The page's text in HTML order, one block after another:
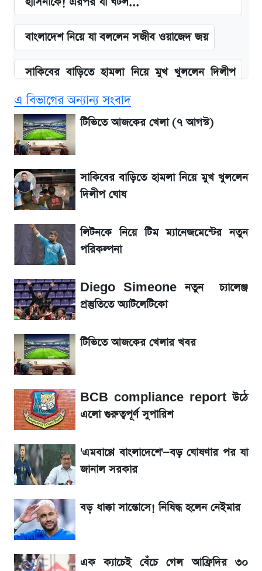
বাংলাদেশ নিয়ে যা বললেন সজীব ওয়াজেদ জয়
সাকিবের বাড়িতে হামলা নিয়ে মুখ খুললেন দিলীপ
এস আলমের দখলে থাকা ব্যাংক নিয়ে এলো নতুন
সিদ্ধান্ত
লিটনকে নিয়ে টিম ম্যানেজমেন্টের নতুন পরিকল্পনা
আগামী ৪ দিনের আবহাওয়া নিয়ে বড় সতর্কবার্তা
আগামীকালই স্পষ্ট হবে এসএসসি ফল প্রকাশের
তারিখ
৬ আগস্ট দেশের বাজারে স্বর্ণের দাম
ফারহানা
লাফিয়ে বাড়ল স্বর্ণের দাম, এক মাসের মধ্যে সর্বোচ্চ
রেকর্ড
শেয়ার বিজকে লিগ্যাল নোটিশ পাঠাল রবি, শুরু নতুন
বিতর্ক
রবির বড় সাফল্য! আয় কম বাড়লেও রেকর্ড মুনাফা ও
সৌদিতে বাংলাদেশিদের আকামা নবায়নে বদলে গেল
এ বিভাগের অন্যান্য সংবাদ
টিভিতে আজকের খেলা (৭ আগস্ট)
সাকিবের বাড়িতে হামলা নিয়ে মুখ খুললেন
দিলীপ ঘোষ
লিটনকে নিয়ে টিম ম্যানেজমেন্টের নতুন
পরিকল্পনা
Diego Simeone নতুন চ্যালেঞ্জ
প্রস্তুতিতে অ্যাটলেটিকো
টিভিতে আজকের খেলার খবর
BCB compliance report উঠে
এলো গুরুত্বপূর্ণ সুপারিশ
'এমবাপ্পে বাংলাদেশে'—বড় ঘোষণার পর যা
জানাল সরকার
বড় ধাক্কা সান্তোসে! নিষিদ্ধ হলেন নেইমার
এক ক্যাচেই বেঁচে গেল আফ্রিদির ৩০